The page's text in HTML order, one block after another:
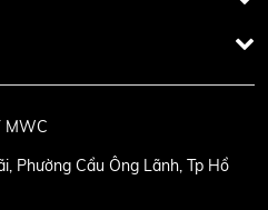
MWC
Phường Cầu Ông Lãnh, Tp Hồ